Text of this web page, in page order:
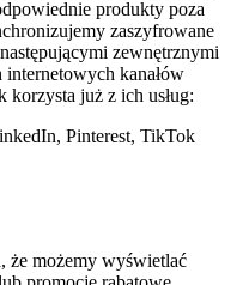
produkty poza
zaszyfrowane
zewnętrznymi
kanałów
już z ich usług:
Pinterest, TikTok
że możemy wyświetlać